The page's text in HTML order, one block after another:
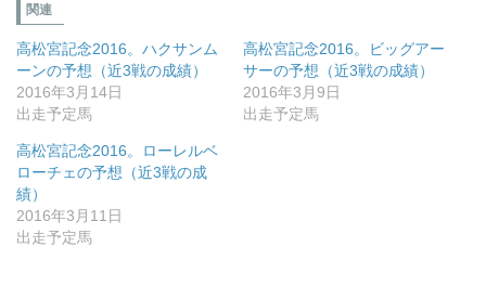
共
有
(新
し
い
ウ
ィ
ン
ウ
で
開
き
す)
ッ
ク
し
て
く
い
(新
し
い
ィ
ン
(新
し
い
で
開
き
関連
高松宮記念2016。ハクサンム
ーンの予想（近3戦の成績）
2016年3月14日
出走予定馬
高松宮記念2016。ビッグアー
サーの予想（近3戦の成績）
2016年3月9日
出走予定馬
高松宮記念2016。ローレルベ
ローチェの予想（近3戦の成
績）
2016年3月11日
出走予定馬